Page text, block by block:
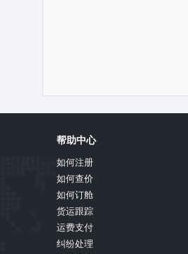
帮助中心
如何注册
如何查价
如何订舱
货运跟踪
运费支付
纠纷处理